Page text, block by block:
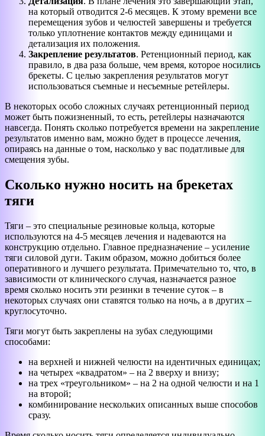
на который отводится 2-6 месяцев. К этому времени все
перемещения зубов и челюстей завершены и требуется
только уплотнение контактов между единицами и
детализация их положения.
Закрепление результатов. Ретенционный период, как
правило, в два раза больше, чем время, которое носились
брекеты. С целью закрепления результатов могут
использоваться съемные и несъемные ретейлеры.
В некоторых особо сложных случаях ретенционный период
может быть пожизненный, то есть, ретейлеры назначаются
навсегда. Понять сколько потребуется времени на закрепление
результатов именно вам, можно будет в процессе лечения,
опираясь на данные о том, насколько у вас податливые для
смещения зубы.
Сколько нужно носить на брекетах
тяги
Тяги – это специальные резиновые кольца, которые
используются на 4-5 месяцев лечения и надеваются на
конструкцию отдельно. Главное предназначение – усиление
тяги силовой дуги. Таким образом, можно добиться более
оперативного и лучшего результата. Примечательно то, что, в
зависимости от клинического случая, назначается разное
время сколько носить эти резинки в течение суток – в
некоторых случаях они ставятся только на ночь, а в других –
круглосуточно.
Тяги могут быть закреплены на зубах следующими
способами:
на верхней и нижней челюсти на идентичных единицах;
на четырех «квадратом» – на 2 вверху и внизу;
на трех «треугольником» – на 2 на одной челюсти и на 1
на второй;
комбинирование нескольких описанных выше способов
сразу.